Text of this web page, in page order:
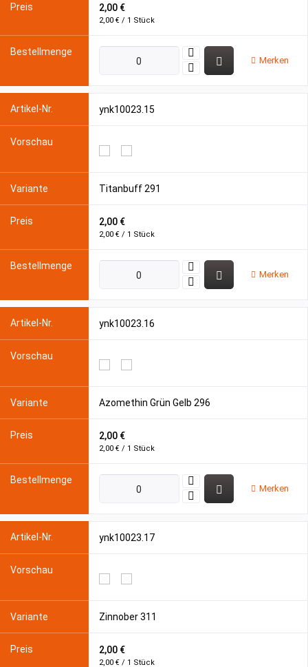
2,00 €
2,00 € / 1 Stück
Merken
ynk10023.15
Titanbuff 291
2,00 €
2,00 € / 1 Stück
Merken
ynk10023.16
Azomethin Grün Gelb 296
2,00 €
2,00 € / 1 Stück
Merken
ynk10023.17
Zinnober 311
2,00 €
2,00 € / 1 Stück